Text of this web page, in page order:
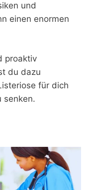
und
einen enormen
proaktiv
du dazu
für dich
senken.